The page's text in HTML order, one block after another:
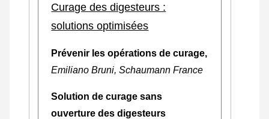
Curage des digesteurs :
solutions optimisées
Prévenir les opérations de curage,
Emiliano Bruni, Schaumann France
Solution de curage sans
ouverture des digesteurs